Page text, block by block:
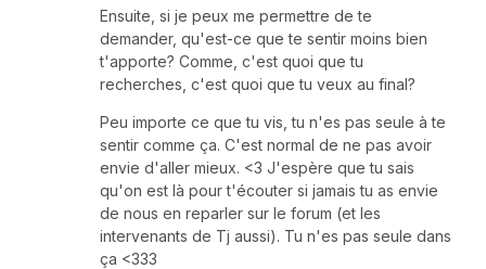
Ensuite, si je peux me permettre de te
demander, qu'est-ce que te sentir moins bien
t'apporte? Comme, c'est quoi que tu
recherches, c'est quoi que tu veux au final?
Peu importe ce que tu vis, tu n'es pas seule à te
sentir comme ça. C'est normal de ne pas avoir
envie d'aller mieux. <3 J'espère que tu sais
qu'on est là pour t'écouter si jamais tu as envie
de nous en reparler sur le forum (et les
intervenants de Tj aussi). Tu n'es pas seule dans
ça <333